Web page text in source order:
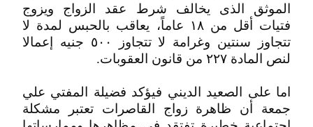
الموثق الذى يخالف شرط عقد الزواج ويزوج
فتيات أقل من ١٨ عاماً، يعاقب بالحبس لمدة لا
تتجاوز سنتين وغرامة لا تتجاوز ٥٠٠ جنيه إعمالا
لنص المادة ٢٢٧ من قانون العقوبات.
اما على الصعيد الديني فيؤكد فضيلة المفتي علي
جمعة أن ظاهرة زواج القاصرات تعتبر مشكلة